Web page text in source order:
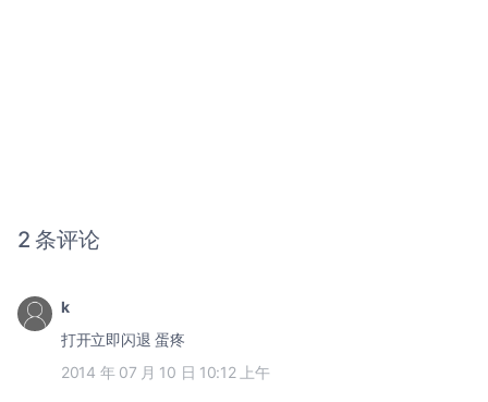
2 条评论
k
打开立即闪退 蛋疼
2014 年 07 月 10 日 10:12 上午